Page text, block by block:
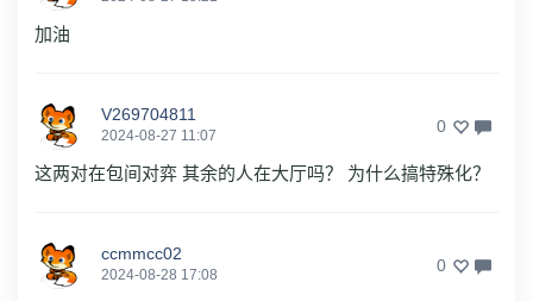
加油
V269704811
2024-08-27 11:07 0
这两对在包间对弈 其余的人在大厅吗？ 为什么搞特殊化？
ccmmcc02
2024-08-28 17:08 0